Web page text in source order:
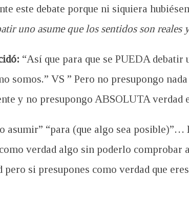
este debate porque ni siquiera
uno asume que los sentidos son
“Así que para que se PUEDA
somos.” VS ” Pero no presupongo
y no presupongo ABSOLUTA verdad
asumir” “para (que algo sea
verdad algo sin poderlo comprobar
pero si presupones como verdad que